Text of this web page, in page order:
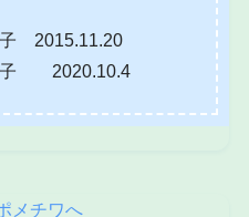
2015.11.20
2020.10.4